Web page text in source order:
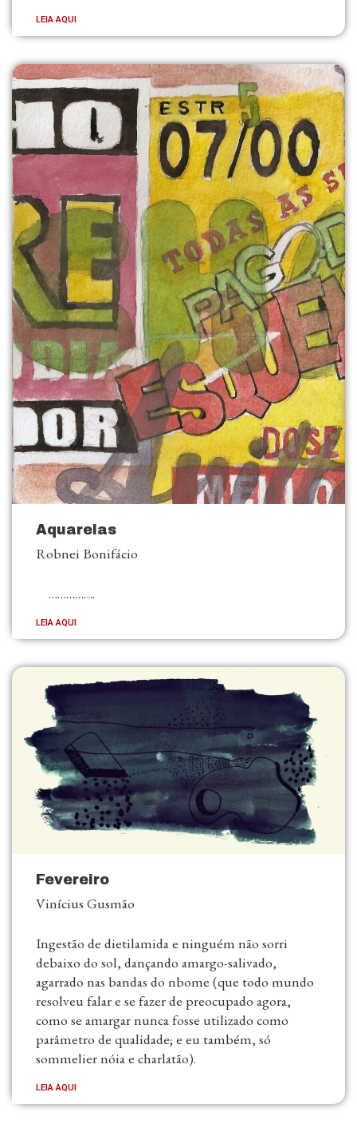
LEIA AQUI
Aquarelas
Robnei Bonifácio
…………….
LEIA AQUI
Fevereiro
Vinícius Gusmão
Ingestão de dietilamida e ninguém não sorri
debaixo do sol, dançando amargo-salivado,
agarrado nas bandas do nbome (que todo mundo
resolveu falar e se fazer de preocupado agora,
como se amargar nunca fosse utilizado como
parâmetro de qualidade; e eu também, só
sommelier nóia e charlatão).
LEIA AQUI